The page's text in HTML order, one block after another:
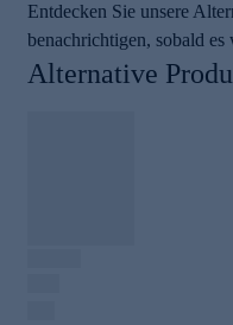
Entdecken Sie unsere
benachrichtigen, sobald
Alternative